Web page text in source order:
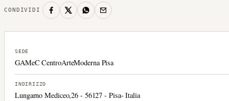
CONDIVIDI
SEDE
GAMeC CentroArteModerna Pisa
INDIRIZZO
Lungarno Mediceo,26 - 56127 - Pisa- Italia